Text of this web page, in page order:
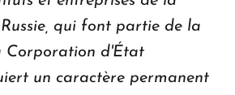
qui font partie de la
Corporation d'État
un caractère permanent